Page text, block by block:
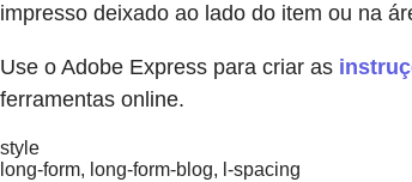
impresso deixado ao lado do item ou na
Use o Adobe Express para criar as
ferramentas online.
style
long-form, long-form-blog, l-spacing